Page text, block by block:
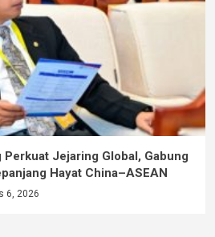
Perkuat Jejaring Global, Gabung
Hayat China–ASEAN
6, 2026